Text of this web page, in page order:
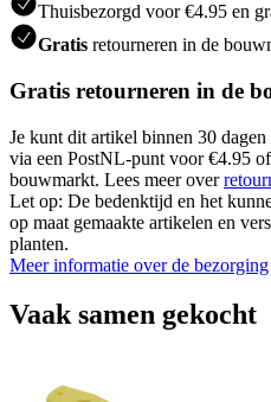
Thuisbezorgd voor €4.95 en
Gratis retourneren in de
Gratis retourneren in de
Je kunt dit artikel binnen 30
via een PostNL-punt voor €4.95 of
bouwmarkt. Lees meer over
Let op: De bedenktijd en het
op maat gemaakte artikelen en
planten.
Meer informatie over de bezorging
Vaak samen gekocht